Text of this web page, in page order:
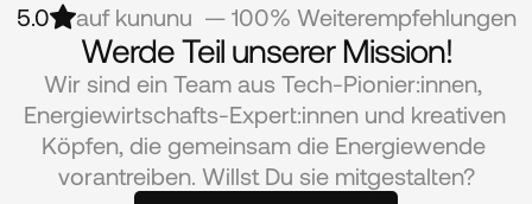
5.0 auf kununu  — 100% Weiterempfehlungen
Werde Teil unserer Mission!
Wir sind ein Team aus Tech-Pionier:innen,
Energiewirtschafts-Expert:innen und kreativen
Köpfen, die gemeinsam die Energiewende
vorantreiben. Willst Du sie mitgestalten?